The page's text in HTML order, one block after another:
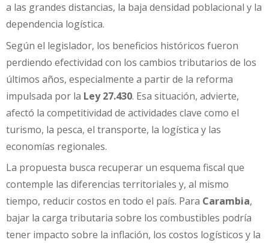
a las grandes distancias, la baja densidad poblacional y la
dependencia logística.
Según el legislador, los beneficios históricos fueron
perdiendo efectividad con los cambios tributarios de los
últimos años, especialmente a partir de la reforma
impulsada por la Ley 27.430. Esa situación, advierte,
afectó la competitividad de actividades clave como el
turismo, la pesca, el transporte, la logística y las
economías regionales.
La propuesta busca recuperar un esquema fiscal que
contemple las diferencias territoriales y, al mismo
tiempo, reducir costos en todo el país. Para Carambia,
bajar la carga tributaria sobre los combustibles podría
tener impacto sobre la inflación, los costos logísticos y la